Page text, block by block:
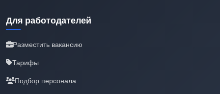
Для работодателей
Разместить вакансию
Тарифы
Подбор персонала